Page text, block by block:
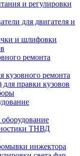
и регулировки
для двигателя и
и шлифовки
ремонта
кузовного ремонта
правки кузовов
ТНВД
инжектора